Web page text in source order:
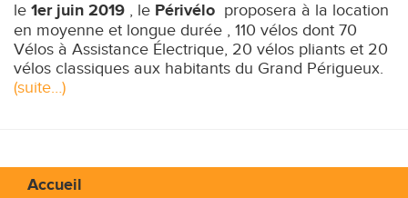
le 1er juin 2019 , le Périvélo proposera à la location
en moyenne et longue durée , 110 vélos dont 70
Vélos à Assistance Électrique, 20 vélos pliants et 20
vélos classiques aux habitants du Grand Périgueux.
(suite…)
Accueil